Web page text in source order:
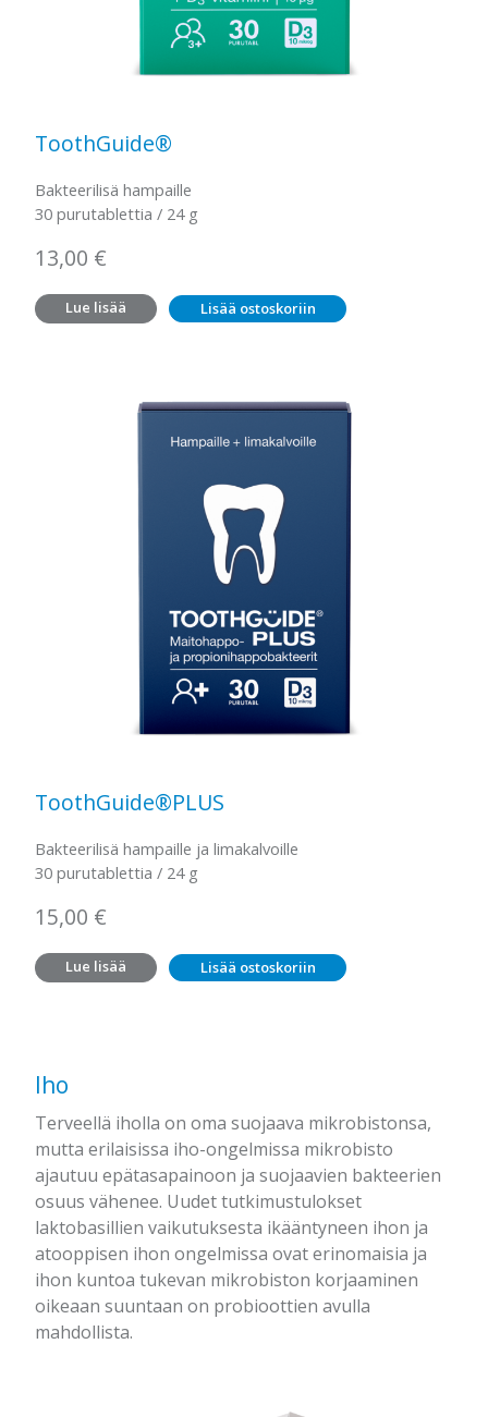
ToothGuide®
Bakteerilisä hampaille
30 purutablettia / 24 g
13,00 €
Lue lisää Lisää ostoskoriin
ToothGuide®PLUS
Bakteerilisä hampaille ja limakalvoille
30 purutablettia / 24 g
15,00 €
Lue lisää Lisää ostoskoriin
Iho
Terveellä iholla on oma suojaava mikrobistonsa,
mutta erilaisissa iho-ongelmissa mikrobisto
ajautuu epätasapainoon ja suojaavien bakteerien
osuus vähenee. Uudet tutkimustulokset
laktobasillien vaikutuksesta ikääntyneen ihon ja
atooppisen ihon ongelmissa ovat erinomaisia ja
ihon kuntoa tukevan mikrobiston korjaaminen
oikeaan suuntaan on probioottien avulla
mahdollista.